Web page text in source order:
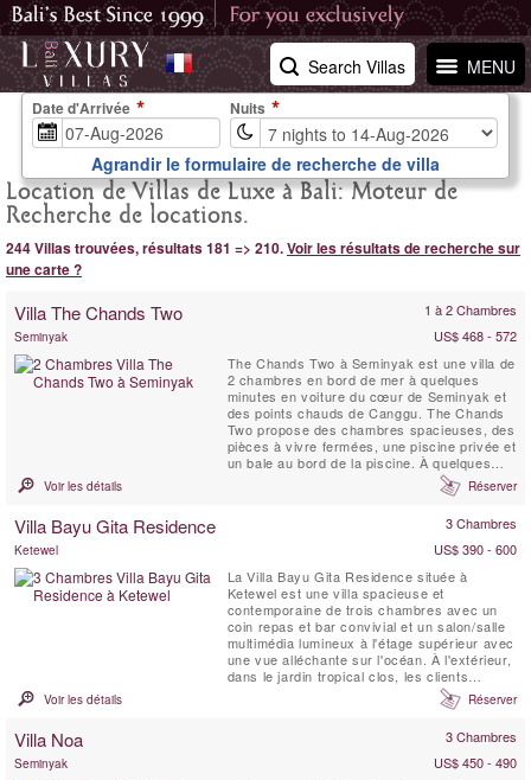
MENU
Search Villas
Location de Villas de Luxe à Bali: Moteur de
Recherche de locations.
244 Villas trouvées, résultats 181 => 210.Voir les résultats de recherche sur
une carte ?
Villa The Chands Two 1 à 2 Chambres
Seminyak
US$ 468 - 572
The Chands Two à Seminyak est une villa de
2 chambres en bord de mer à quelques
minutes en voiture du cœur de Seminyak et
des points chauds de Canggu. The Chands
Two propose des chambres spacieuses, des
pièces à vivre fermées, une piscine privée et
un bale au bord de la piscine. À quelques
pas de la plage, des restaurants locaux et
des bars de plage, vous pourrez passer des
tout en dégustant une cuisine locale et des
Voir les détails Réserver
Villa Bayu Gita Residence 3 Chambres
Ketewel
US$ 390 - 600
La Villa Bayu Gita Residence située à
Ketewel est une villa spacieuse et
contemporaine de trois chambres avec un
coin repas et bar convivial et un salon/salle
multimédia lumineux à l'étage supérieur avec
une vue alléchante sur l'océan. À l'extérieur,
dans le jardin tropical clos, les clients
peuvent se glisser dans l'eau rafraîchissante
de la piscine de 11 mètres pour une
jacuzzi ou sur la méridienne du belvédère,
Voir les détails Réserver
Villa Noa 3 Chambres
Seminyak
US$ 450 - 490
Date d'Arrivée Nuits
Agrandir le formulaire de recherche de villa